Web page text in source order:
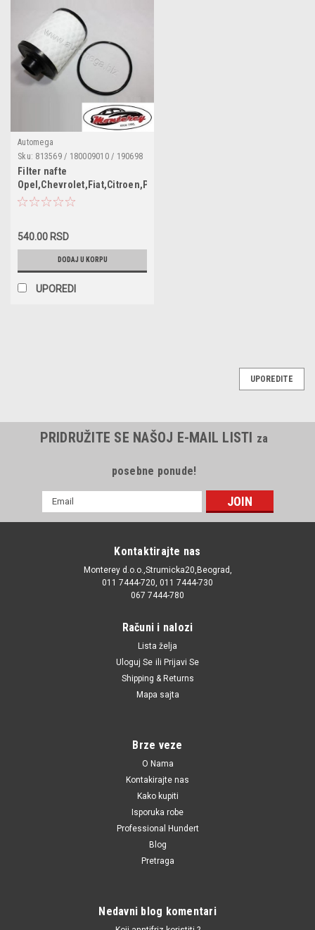
Automega
Sku: 813569 / 180009010 / 190698
/ 71746975 / 77362340 / 77363600
/ 77365864 / 77365902 / 818012 /
4708795 / 4807214 / 813569 /
8135690 / 818012 / 190697 /
93193621 / 95599129 / 96816473 /
Filter nafte
Opel,Chevrolet,Fiat,Citroen,Peugeot,Subaru,Suzuki
1.3CDTI,1.9TDI
540.00 RSD
DODAJ U KORPU
UPOREDI
650401 / OP570 / MLS000530 / 5016786 / 5009285 / 650381
/ VOF93 / 0650401 / 96395221 / 1109A9 / 7701415070 / 4502696 /
Astra,Ascona,Corsa,Vectra,Kadett
Filter ulja Opel Astra,Ascona,Corsa,Vectra,Kadett
UPOREDITE
PRIDRUŽITE SE NAŠOJ E-MAIL LISTI za
posebne ponude!
mail
Kontaktirajte nas
Monterey d.o.o.,Strumicka20,Beograd,
011 7444-720, 011 7444-730
067 7444-780
Računi i nalozi
Lista želja
Uloguj Se ili Prijavi Se
Shipping & Returns
Mapa sajta
Brze veze
O Nama
Kontakirajte nas
Kako kupiti
Isporuka robe
Professional Hundert
Blog
Pretraga
Nedavni blog komentari